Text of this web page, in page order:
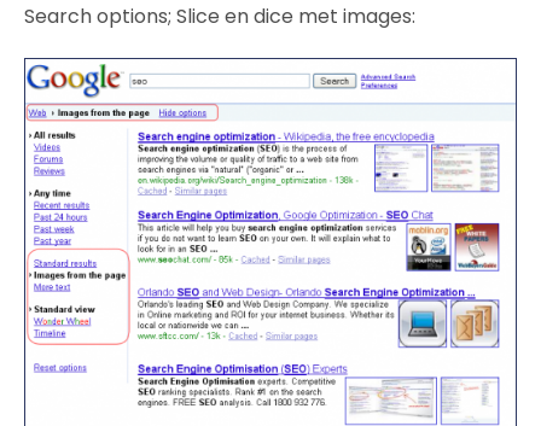
Search options; Slice en dice met images: